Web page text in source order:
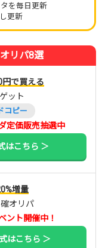
を毎日更新
更新
リパ8選
で買える
ット
コピー
定価販売抽選中
はこちら ＞
増量
オリパ
ント開催中！
はこちら ＞